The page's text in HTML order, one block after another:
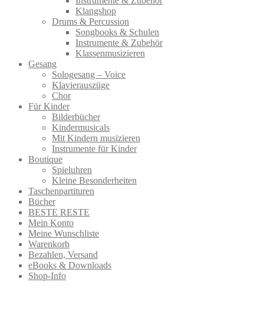
Klangshop
Drums & Percussion
Songbooks & Schulen
Instrumente & Zubehör
Klassenmusizieren
Gesang
Sologesang – Voice
Klavierauszüge
Chor
Für Kinder
Bilderbücher
Kindermusicals
Mit Kindern musizieren
Instrumente für Kinder
Boutique
Spieluhren
Kleine Besonderheiten
Taschenpartituren
Bücher
BESTE RESTE
Mein Konto
Meine Wunschliste
Warenkorb
Bezahlen, Versand
eBooks & Downloads
Shop-Info